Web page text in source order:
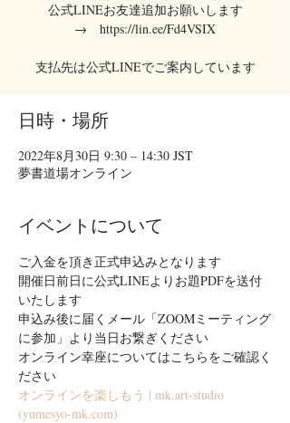
公式LINEお友達追加お願いします
→ https://lin.ee/Fd4VSIX
支払先は公式LINEでご案内しています
日時・場所
2022年8月30日 9:30 – 14:30 JST
夢書道場オンライン
イベントについて
ご入金を頂き正式申込みとなります
開催日前日に公式LINEよりお題PDFを送付
いたします
申込み後に届くメール「ZOOMミーティング
に参加」より当日お繋ぎください
オンライン幸座についてはこちらをご確認く
ださい
オンラインを楽しもう | mk.art-studio
(yumesyo-mk.com)